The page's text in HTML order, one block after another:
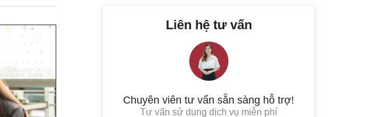
Liên hệ tư vấn
Chuyên viên tư vấn sẵn sàng hỗ trợ!
Tư vấn sử dụng dịch vụ miễn phí